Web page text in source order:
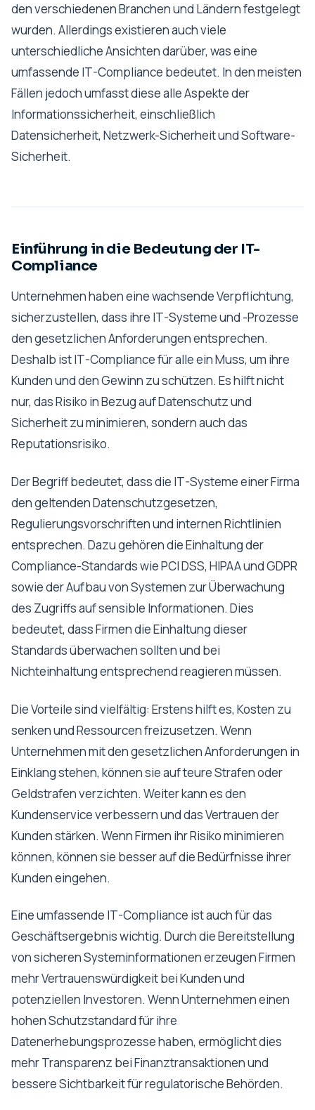
den verschiedenen Branchen und Ländern festgelegt
wurden. Allerdings existieren auch viele
unterschiedliche Ansichten darüber, was eine
umfassende IT-Compliance bedeutet. In den meisten
Fällen jedoch umfasst diese alle Aspekte der
Informationssicherheit, einschließlich
Datensicherheit, Netzwerk-Sicherheit und Software-
Sicherheit.
Einführung in die Bedeutung der IT-
Compliance
Unternehmen haben eine wachsende Verpflichtung,
sicherzustellen, dass ihre IT-Systeme und -Prozesse
den gesetzlichen Anforderungen entsprechen.
Deshalb ist IT-Compliance für alle ein Muss, um ihre
Kunden und den Gewinn zu schützen. Es hilft nicht
nur, das Risiko in Bezug auf Datenschutz und
Sicherheit zu minimieren, sondern auch das
Reputationsrisiko.
Der Begriff bedeutet, dass die IT-Systeme einer Firma
den geltenden Datenschutzgesetzen,
Regulierungsvorschriften und internen Richtlinien
entsprechen. Dazu gehören die Einhaltung der
Compliance-Standards wie PCI DSS, HIPAA und GDPR
sowie der Aufbau von Systemen zur Überwachung
des Zugriffs auf sensible Informationen. Dies
bedeutet, dass Firmen die Einhaltung dieser
Standards überwachen sollten und bei
Nichteinhaltung entsprechend reagieren müssen.
Die Vorteile sind vielfältig: Erstens hilft es, Kosten zu
senken und Ressourcen freizusetzen. Wenn
Unternehmen mit den gesetzlichen Anforderungen in
Einklang stehen, können sie auf teure Strafen oder
Geldstrafen verzichten. Weiter kann es den
Kundenservice verbessern und das Vertrauen der
Kunden stärken. Wenn Firmen ihr Risiko minimieren
können, können sie besser auf die Bedürfnisse ihrer
Kunden eingehen.
Eine umfassende IT-Compliance ist auch für das
Geschäftsergebnis wichtig. Durch die Bereitstellung
von sicheren Systeminformationen erzeugen Firmen
mehr Vertrauenswürdigkeit bei Kunden und
potenziellen Investoren. Wenn Unternehmen einen
hohen Schutzstandard für ihre
Datenerhebungsprozesse haben, ermöglicht dies
mehr Transparenz bei Finanztransaktionen und
bessere Sichtbarkeit für regulatorische Behörden.